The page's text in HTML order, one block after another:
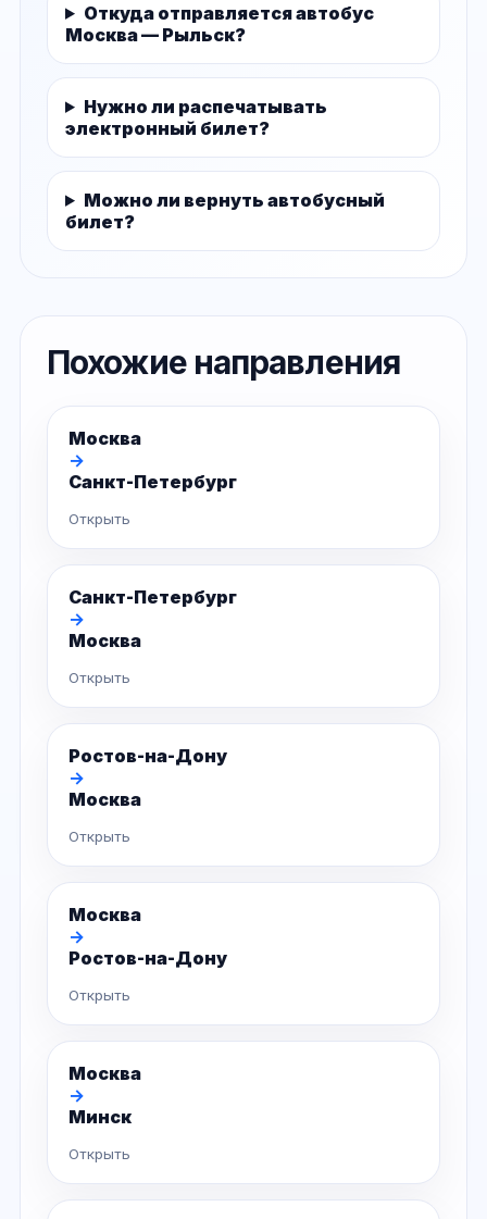
Откуда отправляется автобус
Москва — Рыльск?
Нужно ли распечатывать
электронный билет?
Можно ли вернуть автобусный
билет?
Похожие направления
Москва
→
Санкт-Петербург
Открыть
Санкт-Петербург
→
Москва
Открыть
Ростов-на-Дону
→
Москва
Открыть
Москва
→
Ростов-на-Дону
Открыть
Москва
→
Минск
Открыть